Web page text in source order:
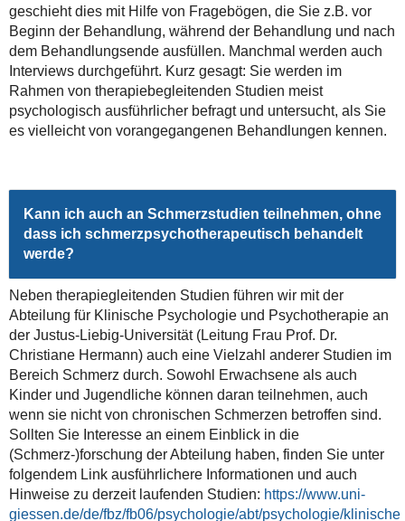
geschieht dies mit Hilfe von Fragebögen, die Sie z.B. vor
Beginn der Behandlung, während der Behandlung und nach
dem Behandlungsende ausfüllen. Manchmal werden auch
Interviews durchgeführt. Kurz gesagt: Sie werden im
Rahmen von therapiebegleitenden Studien meist
psychologisch ausführlicher befragt und untersucht, als Sie
es vielleicht von vorangegangenen Behandlungen kennen.
Kann ich auch an Schmerzstudien teilnehmen, ohne
dass ich schmerzpsychotherapeutisch behandelt
werde?
Neben therapiegleitenden Studien führen wir mit der
Abteilung für Klinische Psychologie und Psychotherapie an
der Justus-Liebig-Universität (Leitung Frau Prof. Dr.
Christiane Hermann) auch eine Vielzahl anderer Studien im
Bereich Schmerz durch. Sowohl Erwachsene als auch
Kinder und Jugendliche können daran teilnehmen, auch
wenn sie nicht von chronischen Schmerzen betroffen sind.
Sollten Sie Interesse an einem Einblick in die
(Schmerz-)forschung der Abteilung haben, finden Sie unter
folgendem Link ausführlichere Informationen und auch
Hinweise zu derzeit laufenden Studien: https://www.uni-
giessen.de/de/fbz/fb06/psychologie/abt/psychologie/klinische